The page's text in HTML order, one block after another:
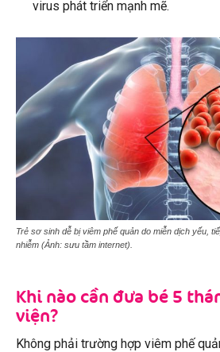
virus phát triển mạnh mẽ.
Trẻ sơ sinh dễ bị viêm phế quản do miễn dịch yếu,
nhiễm (Ảnh: sưu tầm internet).
Khi nào cần đưa bé 5
viện?
Không phải trường hợp viêm phế